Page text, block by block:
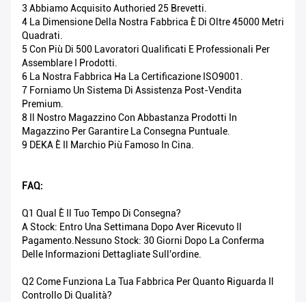
3 Abbiamo Acquisito Authoried 25 Brevetti.
4 La Dimensione Della Nostra Fabbrica È Di Oltre 45000 Metri
Quadrati.
5 Con Più Di 500 Lavoratori Qualificati E Professionali Per
Assemblare I Prodotti.
6 La Nostra Fabbrica Ha La Certificazione ISO9001.
7 Forniamo Un Sistema Di Assistenza Post-Vendita
Premium.
8 Il Nostro Magazzino Con Abbastanza Prodotti In
Magazzino Per Garantire La Consegna Puntuale.
9 DEKA È Il Marchio Più Famoso In Cina.
FAQ:
Q1 Qual È Il Tuo Tempo Di Consegna?
A Stock: Entro Una Settimana Dopo Aver Ricevuto Il
Pagamento.Nessuno Stock: 30 Giorni Dopo La Conferma
Delle Informazioni Dettagliate Sull'ordine.
Q2 Come Funziona La Tua Fabbrica Per Quanto Riguarda Il
Controllo Di Qualità?